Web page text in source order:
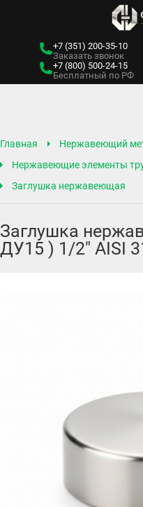
+7 (351) 200-35-10
Заказать звонок
+7 (800) 500-24-15
Бесплатный по РФ
Главная
Нержавеющий
Нержавеющие элементы
Заглушка нержавеющая
Заглушка
ДУ15 ) 1/2" AISI